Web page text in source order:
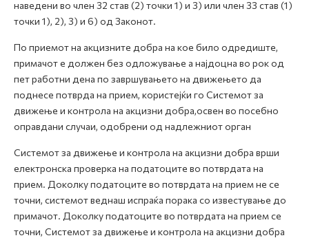
наведени во член 32 став (2) точки 1) и 3) или член 33 став (1)
точки 1), 2), 3) и 6) од Законот.
По приемот на акцизните добра на кое било одредиште,
примачот е должен без одложување а најдоцна во рок од
пет работни дена по завршувањето на движењето да
поднесе потврда на прием, користејќи го Системот за
движење и контрола на акцизни добра,освен во посебно
оправдани случаи, одобрени од надлежниот орган
Системот за движење и контрола на акцизни добра врши
електронска проверка на податоците во потврдата на
прием. Доколку податоците во потврдата на прием не се
точни, системот веднаш испраќа порака со известување до
примачот. Доколку податоците во потврдата на прием се
точни, Системот за движење и контрола на акцизни добра